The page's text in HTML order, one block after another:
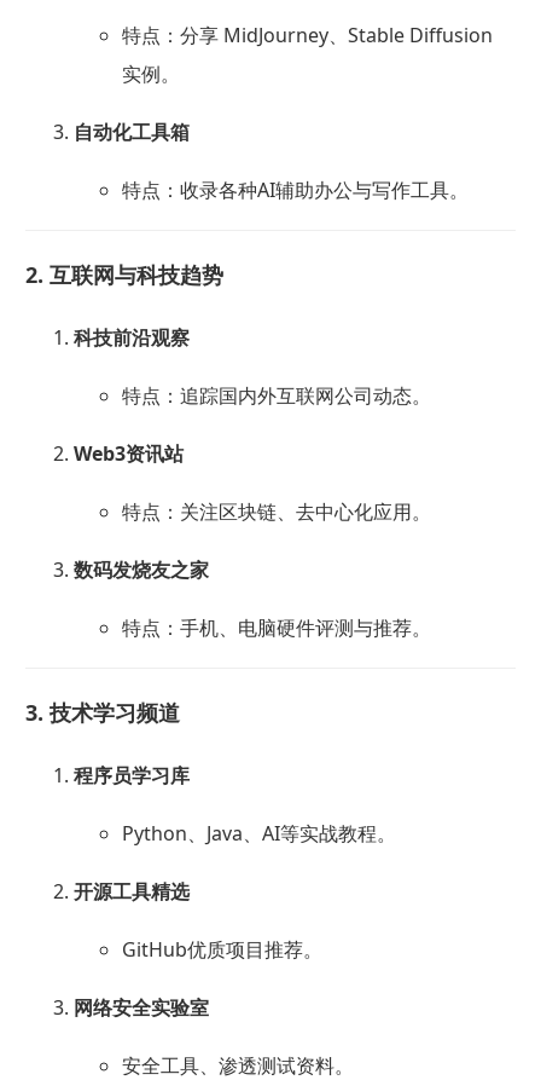
特点：分享 MidJourney、Stable Diffusion
实例。
自动化工具箱
特点：收录各种AI辅助办公与写作工具。
2. 互联网与科技趋势
科技前沿观察
特点：追踪国内外互联网公司动态。
Web3资讯站
特点：关注区块链、去中心化应用。
数码发烧友之家
特点：手机、电脑硬件评测与推荐。
3. 技术学习频道
程序员学习库
Python、Java、AI等实战教程。
开源工具精选
GitHub优质项目推荐。
网络安全实验室
安全工具、渗透测试资料。